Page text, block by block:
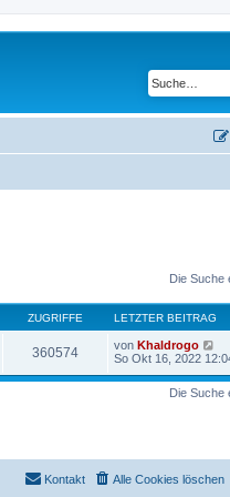
Die Suche
ZUGRIFFE LETZTER BEITRAG
360574 von Khaldrogo
So Okt 16, 2022
Die Suche
Alle Cookies löschen
Kontakt